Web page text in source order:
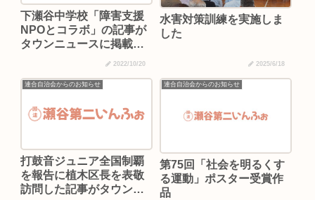
下瀬谷中学校「障害支援
NPOとコラボ」の記事が
タウンニュースに掲載さ
2022/10/20
水害対策訓練を実施しま
した
2025/6/18
連合自治会からのお知らせ
打鼓音ジュニア全国制覇
を報告に植木区長を表敬
訪問した記事がタウンニ
連合自治会からのお知らせ
第75回「社会を明るくす
る運動」ポスター受賞作
品